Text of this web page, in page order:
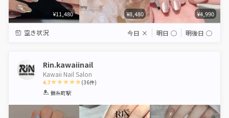
¥11,480 ¥8,480 ¥4,990
空き状況 今日 × 明日 ◯ 明後日 ◯
Rin.kawaiinail
Kawaii Nail Salon
4.7
1 2 3 4
(36件)
錦糸町駅